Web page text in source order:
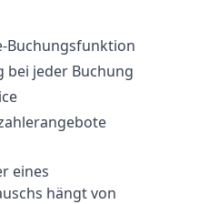
Buchungsfunktion
bei jeder Buchung
eines
hängt von